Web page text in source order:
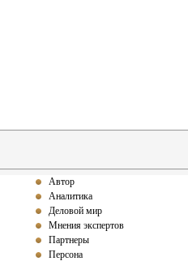
Автор
Аналитика
Деловой мир
Мнения экспертов
Партнеры
Персона